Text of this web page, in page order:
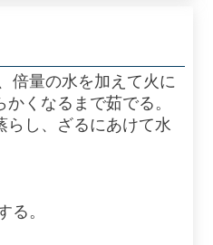
倍量の水を加えて火に
くなるまで茹でる。
らし、ざるにあけて水
る。